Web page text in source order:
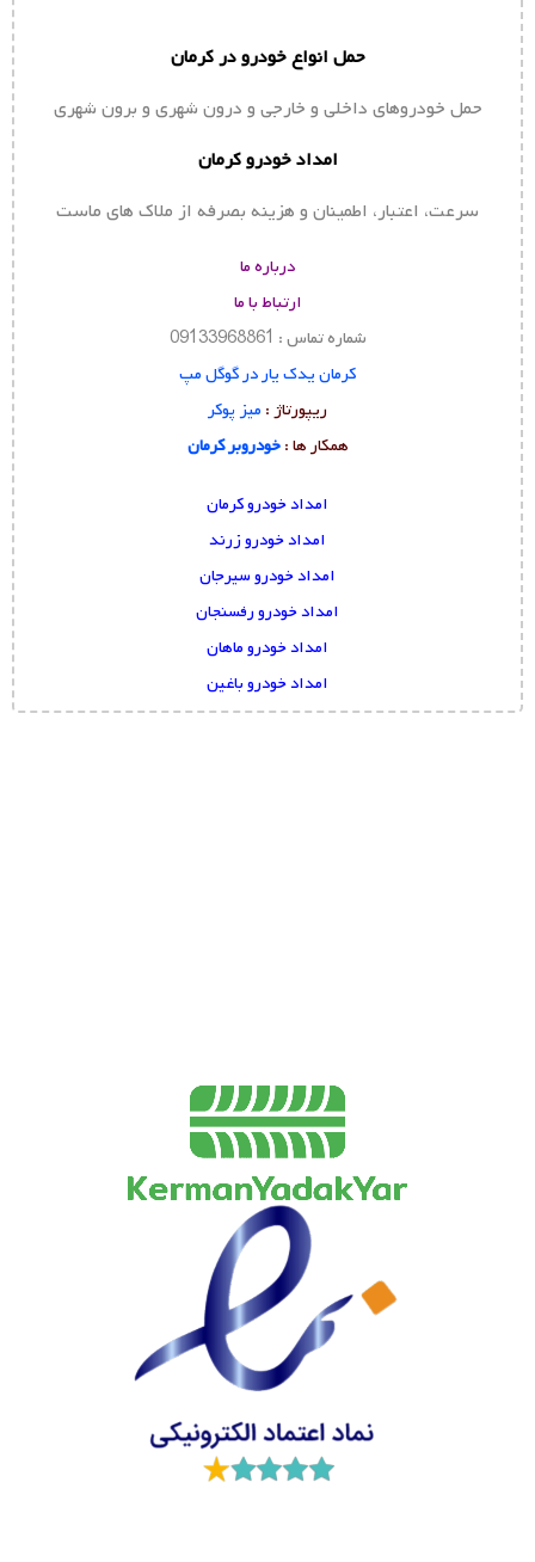
حمل انواع خودرو در کرمان
حمل خودروهای داخلی و خارجی و درون شهری و برون شهری
امداد خودرو کرمان
سرعت، اعتبار، اطمینان و هزینه بصرفه از ملاک های ماست
درباره ما
ارتباط با ما
شماره تماس : 09133968861
کرمان یدک یار در گوگل مپ
ریپورتاژ : میز پوکر
همکار ها :خودروبر کرمان
امداد خودرو کرمان
امداد خودرو زرند
امداد خودرو سیرجان
امداد خودرو رفسنجان
امداد خودرو ماهان
امداد خودرو باغین